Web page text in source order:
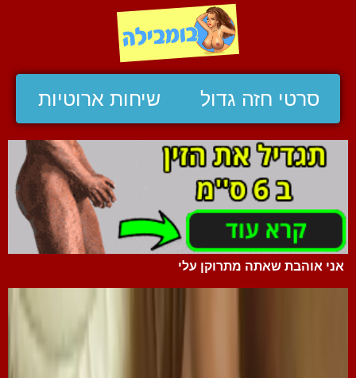
סרטי חזה גדול שיחות ארוטיות
אני אוהבת שאתה מתרוקן עלי